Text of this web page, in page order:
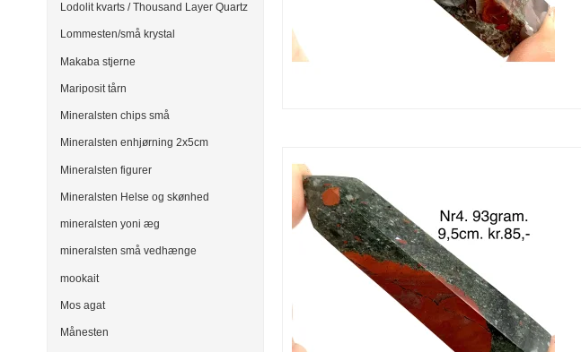
Lodolit kvarts / Thousand Layer Quartz
Lommesten/små krystal
Makaba stjerne
Mariposit tårn
Mineralsten chips små
Mineralsten enhjørning 2x5cm
Mineralsten figurer
Mineralsten Helse og skønhed
mineralsten yoni æg
mineralsten små vedhænge
mookait
Mos agat
Månesten